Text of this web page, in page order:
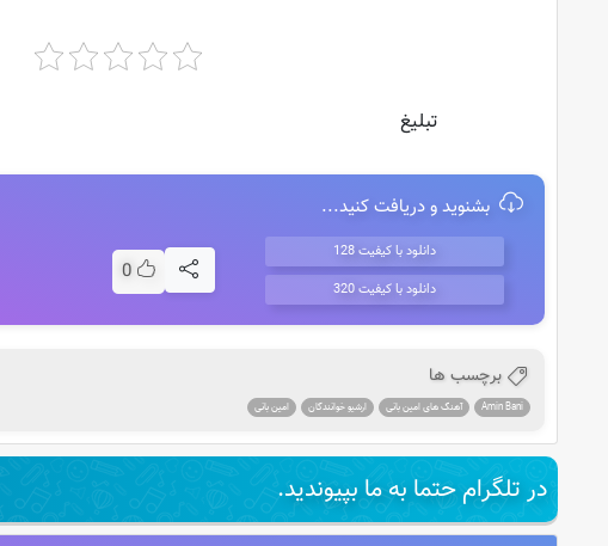
تبلیغ
بشنوید و دریافت کنید...
دانلود با کیفیت 128
دانلود با کیفیت 320
0
برچسب ها
Amin Bani آهنگ های امین بانی ارشیو خوانندگان امین بانی
در تلگرام حتما به ما بپیوندید.